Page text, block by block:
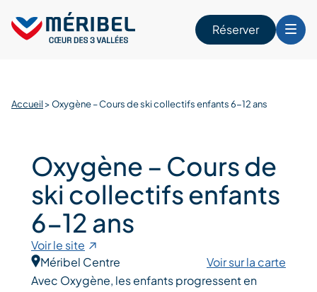
content
Réserver
Accueil >Oxygène – Cours de ski collectifs enfants 6-12 ans
Oxygène – Cours de
ski collectifs enfants
6-12 ans
Voir le site
Méribel Centre
Voir sur la carte
Avec Oxygène, les enfants progressent en